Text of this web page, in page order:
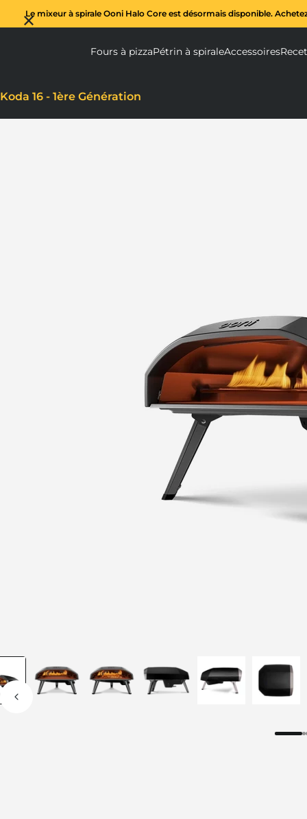
Le mixeur à spirale Ooni Halo Core est désormais disponible.
Fours à pizza Fours à pizza submenu
Pétrin à spirale Pétrin à
Accessoires
Koda 16 - 1ère Génération